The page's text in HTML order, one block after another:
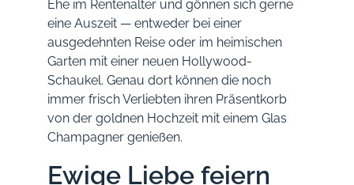
Ehe im Rentenalter und gönnen sich gerne
eine Auszeit — entweder bei einer
ausgedehnten Reise oder im heimischen
Garten mit einer neuen Hollywood-
Schaukel. Genau dort können die noch
immer frisch Verliebten ihren Präsentkorb
von der goldnen Hochzeit mit einem Glas
Champagner genießen.
Ewige Liebe feiern